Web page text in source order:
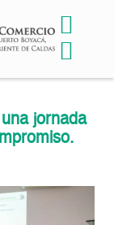
jornada